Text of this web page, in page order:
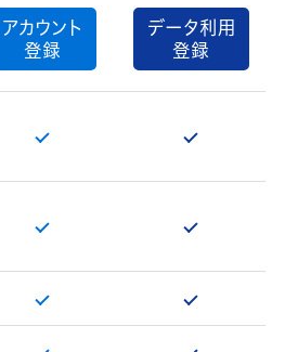
アカウント
登録
データ利用
登録